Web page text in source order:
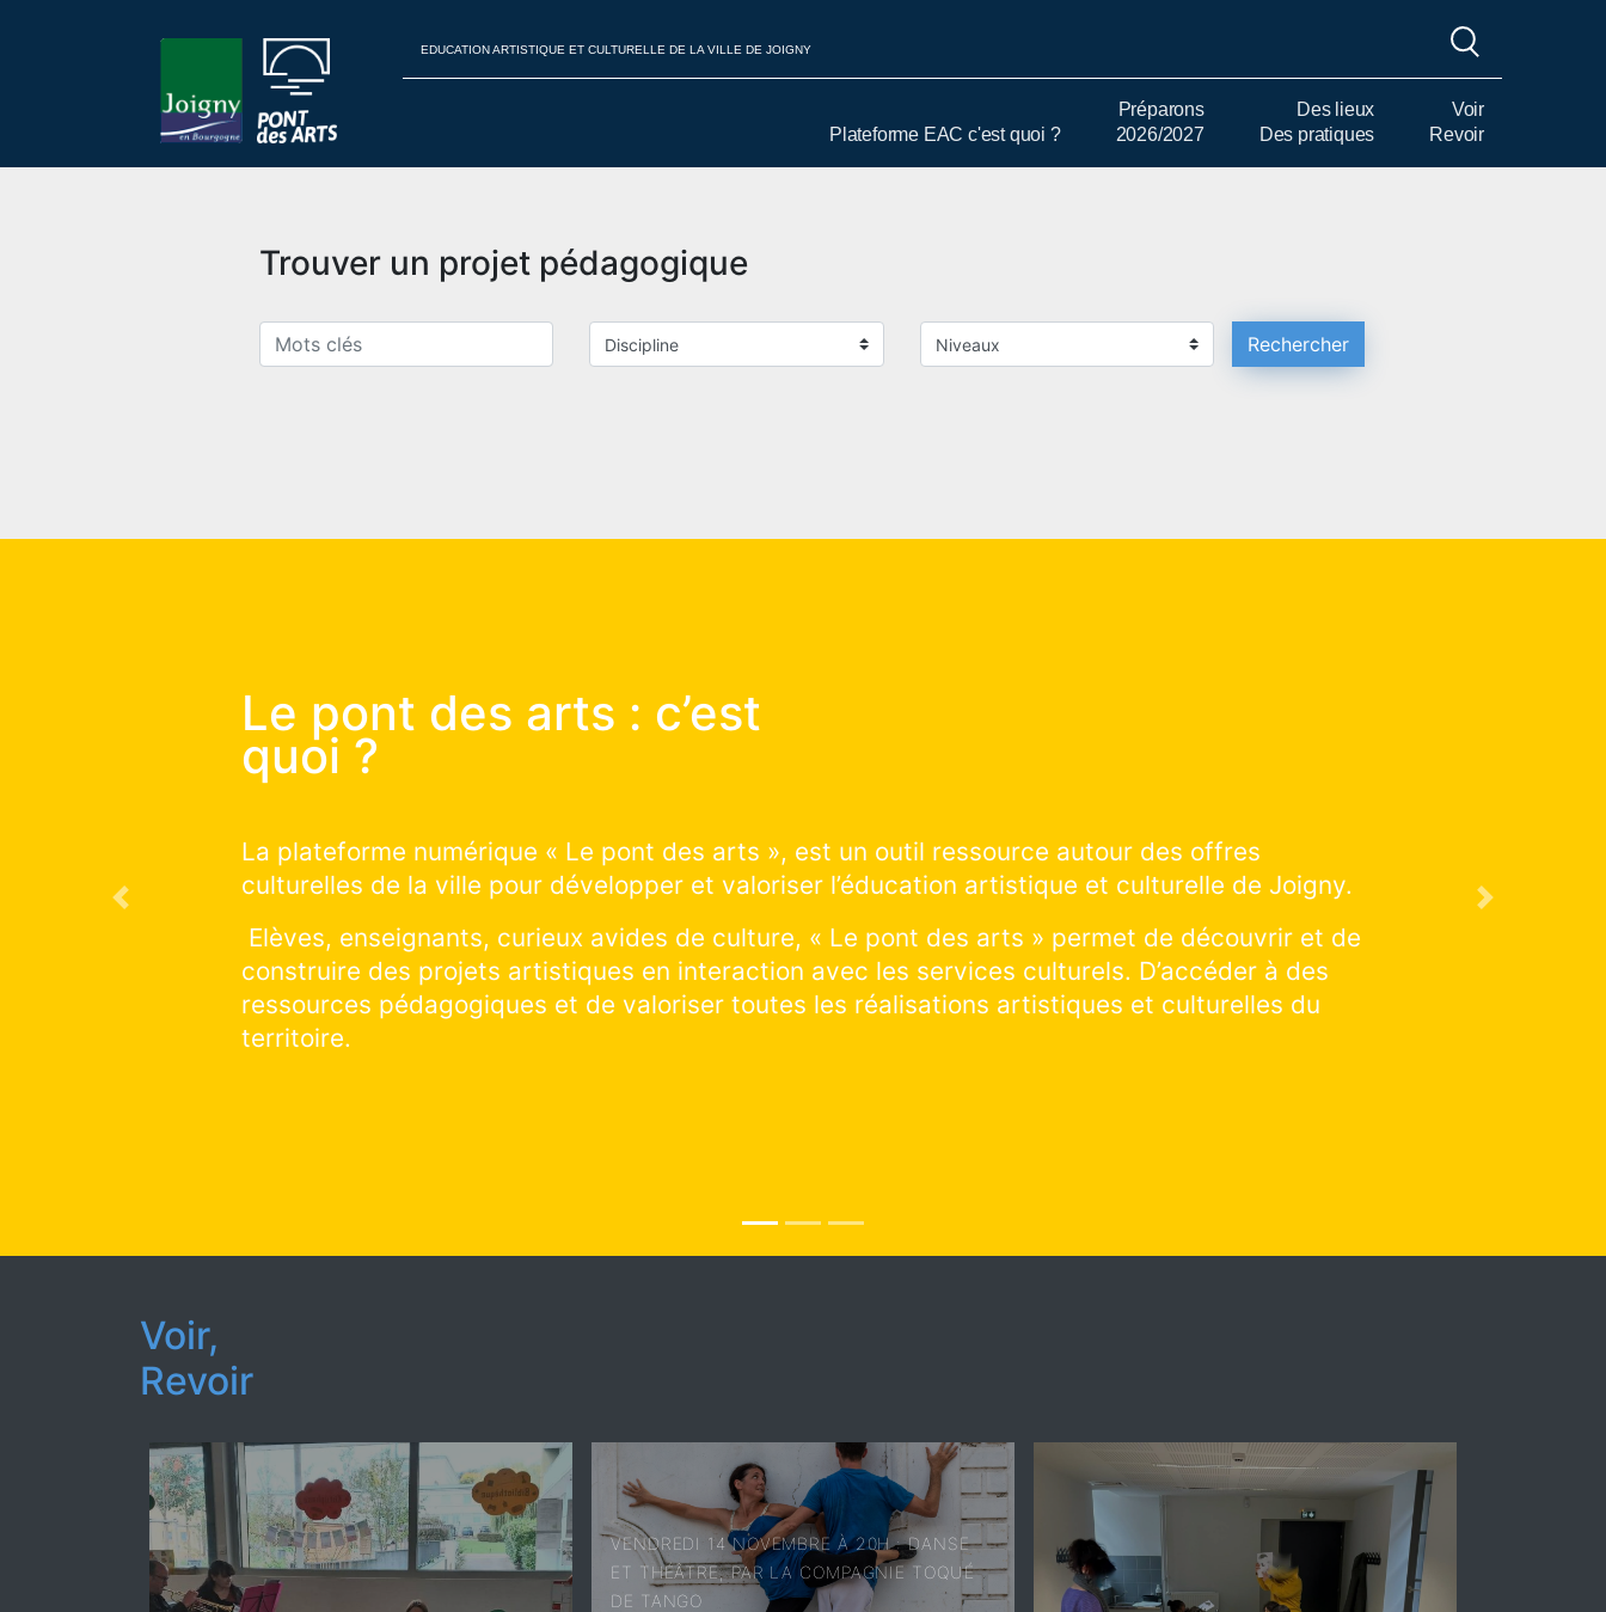
EDUCATION ARTISTIQUE ET CULTURELLE DE LA VILLE DE JOIGNY
Plateforme EAC c'est quoi ?
Préparons
2026/2027
Des lieux
Des pratiques
Voir
Revoir
Trouver un projet pédagogique
Rechercher
Le pont des arts :
Vous souhaitez construire avec nous les prochains projets d’éducation artistique et culturelle
qui auront lieu sur le territoire : cliquer et explorer sur la saison à venir !
Vous souhaitez découvrir les projets artistiques en cours de réalisations : cliquer et explorer
sur la saison en cours ! Vous souhaitez visiter un lieu et pratiquer une discipline en particulier :
cliquer et explorer tous les lieux culturels de la ville !
Previous Next
Voir,
Revoir
VENDREDI 14 NOVEMBRE À 20H : DANSE
ET THÉÂTRE, PAR LA COMPAGNIE TOQUÉ
DE TANGO